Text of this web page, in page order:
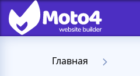
Главная